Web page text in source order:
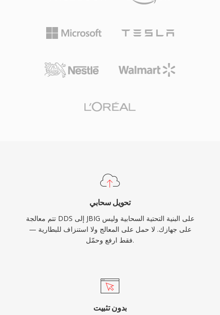
تحويل سحابي
تتم معالجة DDS إلى JBIG على البنية التحتية السحابية وليس
على جهازك. لا حمل على المعالج ولا استنزاف للبطارية —
فقط ارفع وحمّل.
بدون تثبيت